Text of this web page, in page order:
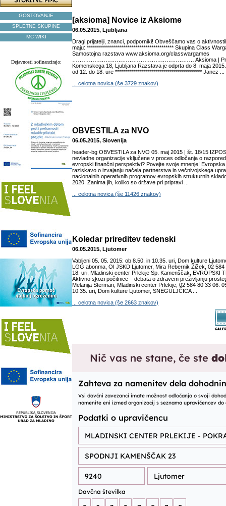
GOSTOVANJE
SPLETNE SKUPINE
MC WIKI
Dejavnosti sofinancirajo:
[aksioma] Novice iz Aksiome
06.05.2015, Ljubljana
Dragi prijatelji, znanci, podporniki! Obveščamo vas o
maju: ******************************************* Skupina Class
Samostojna razstava www.aksioma.org/classwargames
………………………………………………………… Aksioma |
Komenskega 18, Ljubljana Razstava je odprta do 8. maja
od 12. do 18. ure ******************************************* Janez ...
... celotna novica (še 3729 znakov)
OBVESTILA za NVO
06.05.2015, Slovenija
header-bg OBVESTILA za NVO 05. maj 2015 | št. 18/15
nevladne organizacije vključene v proces odločanja o
evropski finančni perspektivi? Povejte svoje mnenje!
raziskavo o izvajanju načela partnerstva in večnivojskega
nacionalnih operativnih programov evropskih strukturnih
2020. Zanima jih, koliko so države pri pripravi ...
... celotna novica (še 11426 znakov)
Koledar prireditev tedenski
06.05.2015, Ljutomer
Vabljeni 05. 05. 2015: ob 8.50. in 10.35. uri, Dom kulture
LGG abonma, OI JSKD Ljutomer, Mira Rebernik Žižek, 02
18. uri, Mladinski center Prlekije Sp. Kamenščak, EVROPSKI
Aktivno skozi počitnice – debata o zdravem preživljanju
Melanija Šterman, Mladinski center Prlekije, 02 584 80 33 06.
10.35. uri, Dom kulture Ljutomer, SNEGULJČICA ...
... celotna novica (še 2663 znakov)